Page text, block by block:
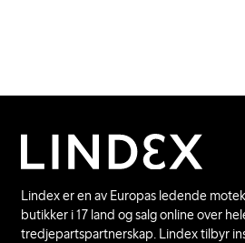
Lindex er en av Europas ledende
butikker i 17 land og salg online over
tredjepartspartnerskap. Lindex tilbyr